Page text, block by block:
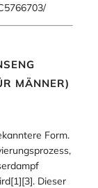
MÄNNER)
Form.
Dieser